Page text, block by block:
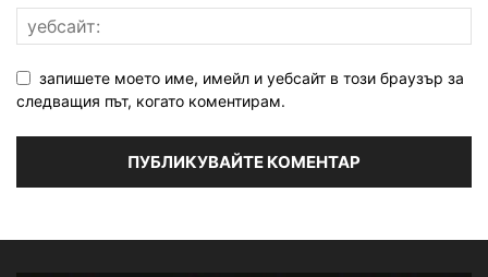
запишете моето име, имейл и уебсайт в този браузър за
следващия път, когато коментирам.